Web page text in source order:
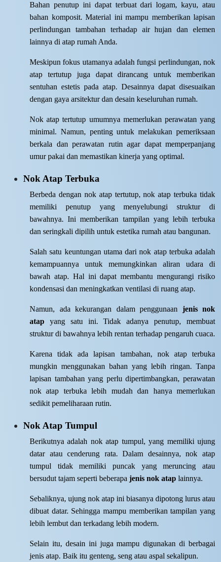
Bahan penutup ini dapat terbuat dari logam, kayu, atau
bahan komposit. Material ini mampu memberikan lapisan
perlindungan tambahan terhadap air hujan dan elemen
lainnya di atap rumah Anda.
Meskipun fokus utamanya adalah fungsi perlindungan, nok
atap tertutup juga dapat dirancang untuk memberikan
sentuhan estetis pada atap. Desainnya dapat disesuaikan
dengan gaya arsitektur dan desain keseluruhan rumah.
Nok atap tertutup umumnya memerlukan perawatan yang
minimal. Namun, penting untuk melakukan pemeriksaan
berkala dan perawatan rutin agar dapat memperpanjang
umur pakai dan memastikan kinerja yang optimal.
Nok Atap Terbuka
Berbeda dengan nok atap tertutup, nok atap terbuka tidak
memiliki penutup yang menyelubungi struktur di
bawahnya. Ini memberikan tampilan yang lebih terbuka
dan seringkali dipilih untuk estetika rumah atau bangunan.
Salah satu keuntungan utama dari nok atap terbuka adalah
kemampuannya untuk memungkinkan aliran udara di
bawah atap. Hal ini dapat membantu mengurangi risiko
kondensasi dan meningkatkan ventilasi di ruang atap.
Namun, ada kekurangan dalam penggunaan jenis nok
atap yang satu ini. Tidak adanya penutup, membuat
struktur di bawahnya lebih rentan terhadap pengaruh cuaca.
Karena tidak ada lapisan tambahan, nok atap terbuka
mungkin menggunakan bahan yang lebih ringan. Tanpa
lapisan tambahan yang perlu dipertimbangkan, perawatan
nok atap terbuka lebih mudah dan hanya memerlukan
sedikit pemeliharaan rutin.
Nok Atap Tumpul
Berikutnya adalah nok atap tumpul, yang memiliki ujung
datar atau cenderung rata. Dalam desainnya, nok atap
tumpul tidak memiliki puncak yang meruncing atau
bersudut tajam seperti beberapa jenis nok atap lainnya.
Sebaliknya, ujung nok atap ini biasanya dipotong lurus atau
dibuat datar. Sehingga mampu memberikan tampilan yang
lebih lembut dan terkadang lebih modern.
Selain itu, desain ini juga mampu digunakan di berbagai
jenis atap. Baik itu genteng, seng atau aspal sekalipun.